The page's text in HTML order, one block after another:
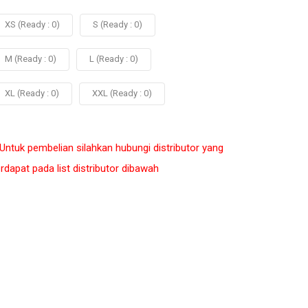
XS (Ready : 0) S (Ready : 0)
M (Ready : 0) L (Ready : 0)
XL (Ready : 0) XXL (Ready : 0)
pembelian silahkan hubungi distributor yang
pada list distributor dibawah